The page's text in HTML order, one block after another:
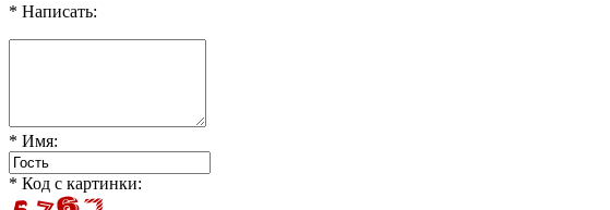
* Написать:
* Имя:
* Код с картинки: